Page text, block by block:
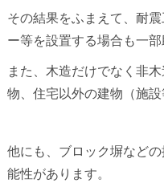
その結果をふまえて、耐
ー等を設置する場合も一部
また、木造だけでなく非
物、住宅以外の建物（施設
他にも、ブロック塀など
能性があります。